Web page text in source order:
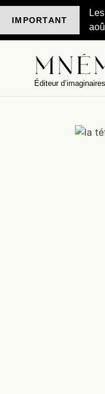
IMPORTANT
Éditeur